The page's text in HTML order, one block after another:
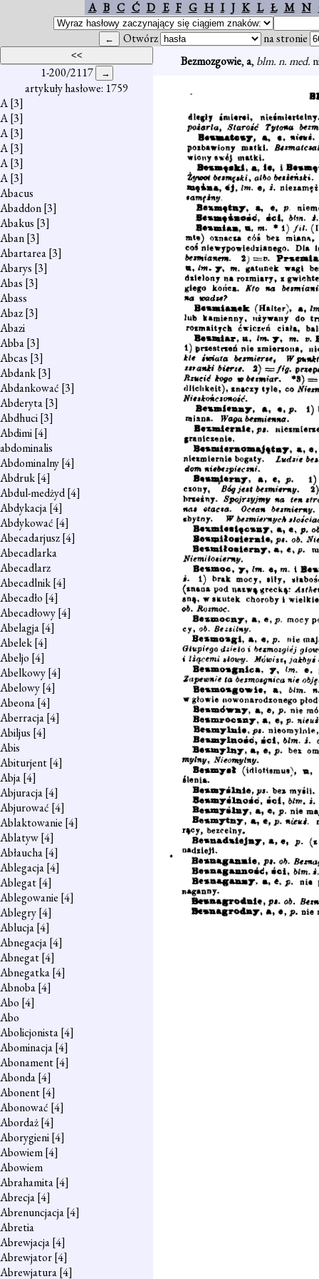
A B C Ć D E F G H I J K L Ł M N
Otwórz na stronie
1-200/2117
artykuły hasłowe: 1759
A[3]
A[3]
A[3]
A[3]
A[3]
A[3]
Abacus
Abaddon[3]
Abakus [3]
Aban[3]
Abartarea[3]
Abarys [3]
Abas [3]
Abass
Abaz[3]
Abazi
Abba[3]
Abcas [3]
Abdank[3]
Abdankować [3]
Abderyta[3]
Abdhuci[3]
Abdimi[4]
abdominalis
Abdominalny[4]
Abdruk[4]
Abdul-medżyd[4]
Abdykacja[4]
Abdykować [4]
Abecadarjusz[4]
Abecadlarka
Abecadlarz
Abecadlnik[4]
Abecadło [4]
Abecadłowy[4]
Abelagja[4]
Abelek[4]
Abeljo [4]
Abelkowy[4]
Abelowy[4]
Abeona[4]
Aberracja[4]
Abiljus [4]
Abis
Abiturjent[4]
Abja[4]
Abjuracja[4]
Abjurować [4]
Ablaktowanie [4]
Ablatyw[4]
Abłaucha[4]
Ablegacja[4]
Ablegat[4]
Ablegowanie [4]
Ablegry[4]
Ablucja[4]
Abnegacja[4]
Abnegat[4]
Abnegatka[4]
Abnoba[4]
Abo [4]
Abo
Abolicjonista[4]
Abominacja[4]
Abonament[4]
Abonda[4]
Abonent[4]
Abonować [4]
Abordaż[4]
Aborygieni[4]
Abowiem[4]
Abowiem
Abrahamita[4]
Abrecja[4]
Abrenuncjacja[4]
Abretia
Abrewjacja[4]
Abrewjator[4]
Abrewjatura[4]
Bezmozgowie,a, blm. n. med.